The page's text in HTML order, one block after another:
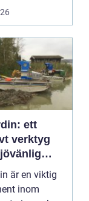
ett
verktyg
är en viktig
inom